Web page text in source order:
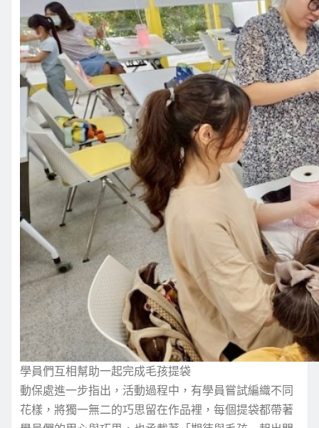
學員們互相幫助一起完成毛孩提袋
動保處進一步指出，活動過程中，有學員嘗試編織不同
花樣，將獨一無二的巧思留在作品裡，每個提袋都帶著